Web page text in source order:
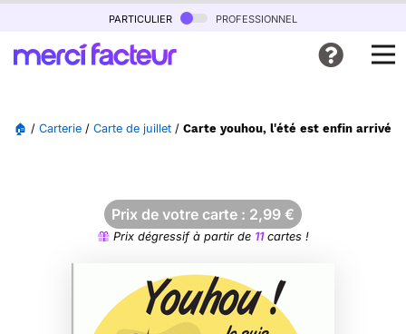
particulier professionnel
🏠 / Carterie / Carte de juillet / Carte youhou, l'été est enfin arrivé !
Prix de votre carte : 2,99 €
Prix dégressif à partir de 11cartes !